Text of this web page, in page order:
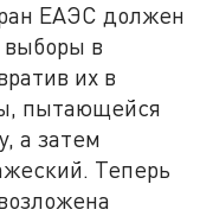
ЕАЭС должен
выборы в
их в
пытающейся
а затем
Теперь